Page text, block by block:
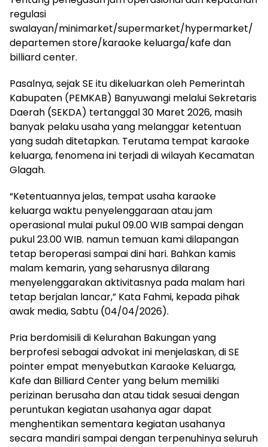
regulasi
swalayan/minimarket/supermarket/hypermarket/
departemen store/karaoke keluarga/kafe dan
billiard center.
Pasalnya, sejak SE itu dikeluarkan oleh Pemerintah
Kabupaten (PEMKAB) Banyuwangi melalui Sekretaris
Daerah (SEKDA) tertanggal 30 Maret 2026, masih
banyak pelaku usaha yang melanggar ketentuan
yang sudah ditetapkan. Terutama tempat karaoke
keluarga, fenomena ini terjadi di wilayah Kecamatan
Glagah.
“Ketentuannya jelas, tempat usaha karaoke
keluarga waktu penyelenggaraan atau jam
operasional mulai pukul 09.00 WIB sampai dengan
pukul 23.00 WIB. namun temuan kami dilapangan
tetap beroperasi sampai dini hari. Bahkan kamis
malam kemarin, yang seharusnya dilarang
menyelenggarakan aktivitasnya pada malam hari
tetap berjalan lancar,” Kata Fahmi, kepada pihak
awak media, Sabtu (04/04/2026).
Pria berdomisili di Kelurahan Bakungan yang
berprofesi sebagai advokat ini menjelaskan, di SE
pointer empat menyebutkan Karaoke Keluarga,
Kafe dan Billiard Center yang belum memiliki
perizinan berusaha dan atau tidak sesuai dengan
peruntukan kegiatan usahanya agar dapat
menghentikan sementara kegiatan usahanya
secara mandiri sampai dengan terpenuhinya seluruh